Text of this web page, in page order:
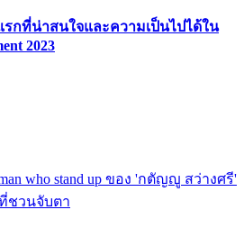
รกที่น่าสนใจและความเป็นไปได้ใน
2023